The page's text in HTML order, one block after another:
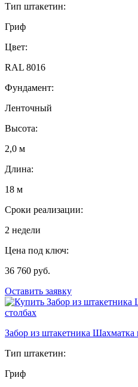
Тип штакетин:
Гриф
Цвет:
RAL 8016
Фундамент:
Ленточный
Высота:
2,0 м
Длина:
18 м
Сроки реализации:
2 недели
Цена под ключ:
36 760 руб.
Оставить заявку
Забор из штакетника
Тип штакетин:
Гриф